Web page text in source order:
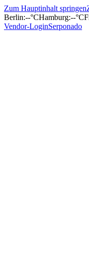
Zum Hauptinhalt springen
Berlin:--°CHamburg:--°C
Vendor-LoginSerponado